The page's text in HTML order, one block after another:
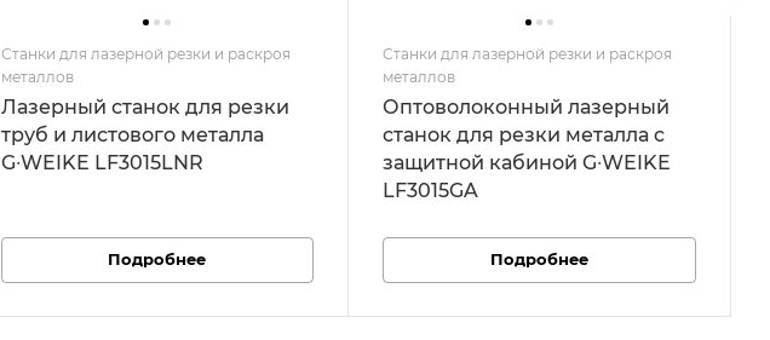
Станки для лазерной резки и раскроя
металлов
Лазерный станок для резки
труб и листового металла
G∙WEIKE LF3015LNR
Подробнее
Станки для лазерной резки и раскроя
металлов
Оптоволоконный лазерный
станок для резки металла c
защитной кабиной G∙WEIKE
LF3015GA
Подробнее